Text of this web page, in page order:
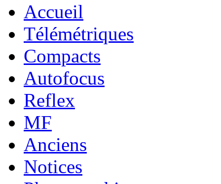
Accueil
Télémétriques
Compacts
Autofocus
Reflex
MF
Anciens
Notices